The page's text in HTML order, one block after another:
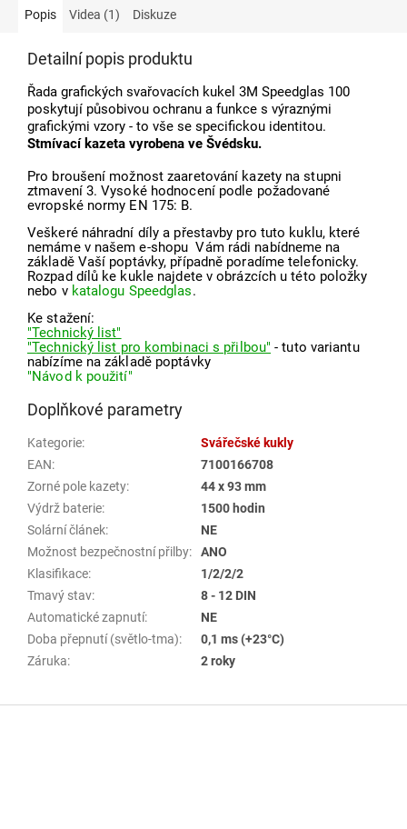
Popis Videa (1) Diskuze
Detailní popis produktu
Řada grafických svařovacích kukel 3M Speedglas 100
poskytují působivou ochranu a funkce s výraznými
grafickými vzory - to vše se specifickou identitou.
Stmívací kazeta vyrobena ve Švédsku.
Pro broušení možnost zaaretování kazety na stupni
ztmavení 3. Vysoké hodnocení podle požadované
evropské normy EN 175: B.
Veškeré náhradní díly a přestavby pro tuto kuklu, které
nemáme v našem e-shopu Vám rádi nabídneme na
základě Vaší poptávky, případně poradíme telefonicky.
Rozpad dílů ke kukle najdete v obrázcích u této položky
nebo v katalogu Speedglas.
Ke stažení:
"Technický list"
"Technický list pro kombinaci s přilbou" - tuto variantu
nabízíme na základě poptávky
"Návod k použití"
Doplňkové parametry
Kategorie:
Svářečské kukly
EAN:
7100166708
Zorné pole kazety:
44 x 93 mm
Výdrž baterie:
1500 hodin
Solární článek:
NE
Možnost bezpečnostní přilby:
ANO
Klasifikace:
1/2/2/2
Tmavý stav:
8 - 12 DIN
Automatické zapnutí:
NE
Doba přepnutí (světlo-tma):
0,1 ms (+23°C)
Záruka: 2 roky